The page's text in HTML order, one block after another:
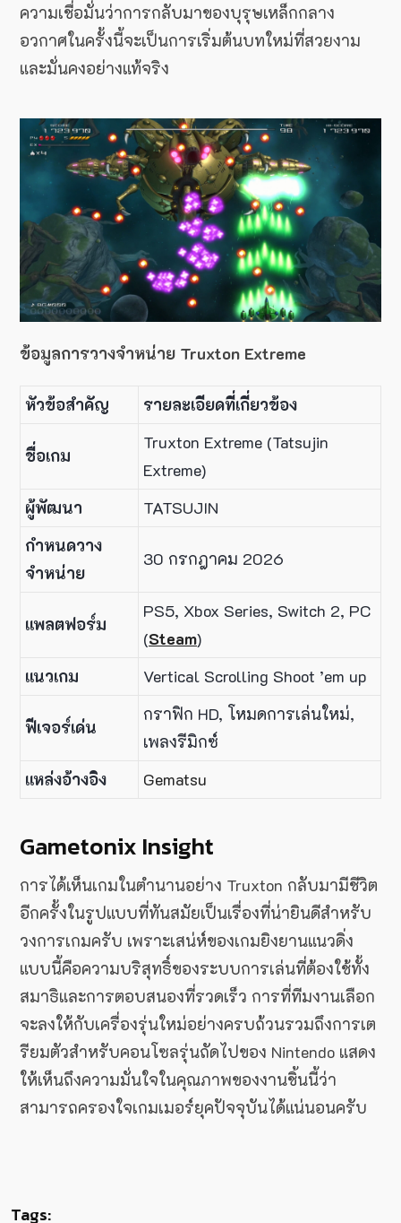
ความเชื่อมั่นว่าการกลับมาของบุรุษเหล็กกลาง
อวกาศในครั้งนี้จะเป็นการเริ่มต้นบทใหม่ที่สวยงาม
และมั่นคงอย่างแท้จริง
ข้อมูลการวางจำหน่าย Truxton Extreme
หัวข้อสำคัญ รายละเอียดที่เกี่ยวข้อง
ชื่อเกม
Truxton Extreme (Tatsujin
Extreme)
ผู้พัฒนา
TATSUJIN
กำหนดวาง
จำหน่าย
30 กรกฎาคม 2026
แพลตฟอร์ม
PS5, Xbox Series, Switch 2, PC
(Steam)
แนวเกม
Vertical Scrolling Shoot ’em up
ฟีเจอร์เด่น
กราฟิก HD, โหมดการเล่นใหม่,
เพลงรีมิกซ์
แหล่งอ้างอิง
Gematsu
Gametonix Insight
การได้เห็นเกมในตำนานอย่าง Truxton กลับมามีชีวิต
อีกครั้งในรูปแบบที่ทันสมัยเป็นเรื่องที่น่ายินดีสำหรับ
วงการเกมครับ เพราะเสน่ห์ของเกมยิงยานแนวดิ่ง
แบบนี้คือความบริสุทธิ์ของระบบการเล่นที่ต้องใช้ทั้ง
สมาธิและการตอบสนองที่รวดเร็ว การที่ทีมงานเลือก
จะลงให้กับเครื่องรุ่นใหม่อย่างครบถ้วนรวมถึงการเต
รียมตัวสำหรับคอนโซลรุ่นถัดไปของ Nintendo แสดง
ให้เห็นถึงความมั่นใจในคุณภาพของงานชิ้นนี้ว่า
สามารถครองใจเกมเมอร์ยุคปัจจุบันได้แน่นอนครับ
Tags: